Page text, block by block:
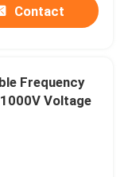
Contact
Frequency
Voltage